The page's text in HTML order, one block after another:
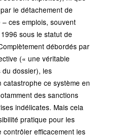
le détachement de
ces emplois, souvent
sous le statut de
débordés par
(« une véritable
dossier), les
ce système en
des sanctions
indélicates. Mais cela
pratique pour les
efficacement les